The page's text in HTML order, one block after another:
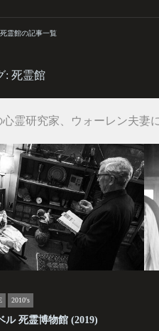
死霊館の記事一覧
: 死霊館
霊研究家、ウォーレン夫妻
2010's
ル 死霊博物館 (2019)